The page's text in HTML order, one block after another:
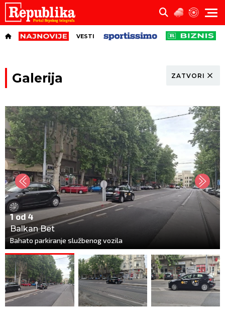
VESTI
Galerija ZATVORI
1 od 4
Balkan Bet
Bahato parkiranje službenog vozila